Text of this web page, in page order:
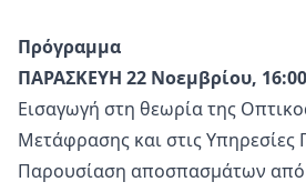
Πρόγραμμα
ΠΑΡΑΣΚΕΥΗ 22 Νοεμβρίου,
Εισαγωγή στη θεωρία της
Μετάφρασης και στις Υπηρεσίες
Παρουσίαση αποσπασμάτων από